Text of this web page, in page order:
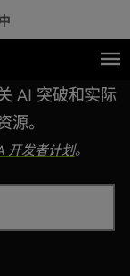
AI 突破和实际
。
开发者计划。